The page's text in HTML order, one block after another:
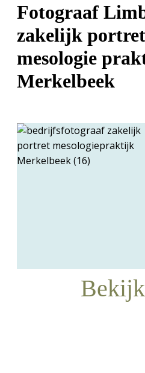
Fotograaf
zakelijk
mesologie
Merkelbeek